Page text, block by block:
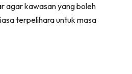
agar kawasan yang boleh
terpelihara untuk masa